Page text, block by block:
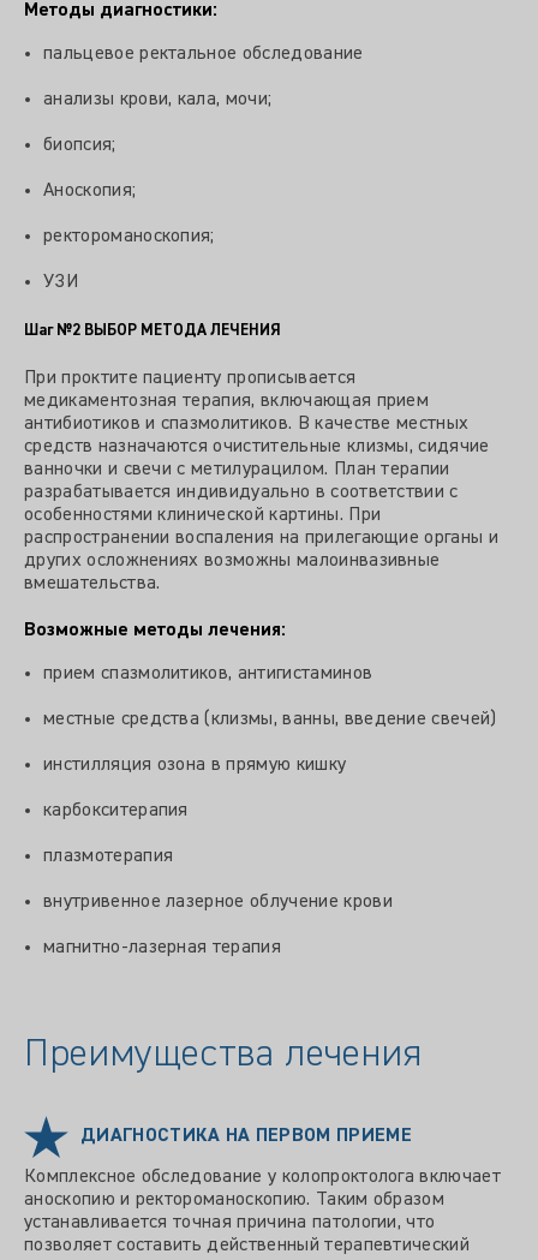
Методы диагностики:
пальцевое ректальное обследование
анализы крови, кала, мочи;
биопсия;
Аноскопия;
ректороманоскопия;
УЗИ
Шаг №2 ВЫБОР МЕТОДА ЛЕЧЕНИЯ
При проктите пациенту прописывается
медикаментозная терапия, включающая прием
антибиотиков и спазмолитиков. В качестве местных
средств назначаются очистительные клизмы, сидячие
ванночки и свечи с метилурацилом. План терапии
разрабатывается индивидуально в соответствии с
особенностями клинической картины. При
распространении воспаления на прилегающие органы и
других осложнениях возможны малоинвазивные
вмешательства.
Возможные методы лечения:
прием спазмолитиков, антигистаминов
местные средства (клизмы, ванны, введение свечей)
инстилляция озона в прямую кишку
карбокситерапия
плазмотерапия
внутривенное лазерное облучение крови
магнитно-лазерная терапия
Преимущества лечения
ДИАГНОСТИКА НА ПЕРВОМ ПРИЕМЕ
Комплексное обследование у колопроктолога включает
аноскопию и ректороманоскопию. Таким образом
устанавливается точная причина патологии, что
позволяет составить действенный терапевтический